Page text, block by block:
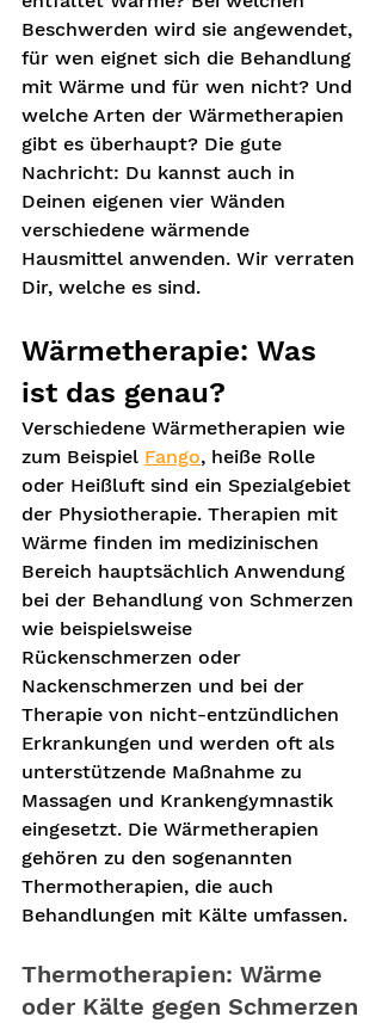
Beschwerden wird sie angewendet,
für wen eignet sich die Behandlung
mit Wärme und für wen nicht? Und
welche Arten der Wärmetherapien
gibt es überhaupt? Die gute
Nachricht: Du kannst auch in
Deinen eigenen vier Wänden
verschiedene wärmende
Hausmittel anwenden. Wir verraten
Dir, welche es sind.
Wärmetherapie: Was
ist das genau?
Verschiedene Wärmetherapien wie
zum Beispiel Fango, heiße Rolle
oder Heißluft sind ein Spezialgebiet
der Physiotherapie. Therapien mit
Wärme finden im medizinischen
Bereich hauptsächlich Anwendung
bei der Behandlung von Schmerzen
wie beispielsweise
Rückenschmerzen oder
Nackenschmerzen und bei der
Therapie von nicht-entzündlichen
Erkrankungen und werden oft als
unterstützende Maßnahme zu
Massagen und Krankengymnastik
eingesetzt. Die Wärmetherapien
gehören zu den sogenannten
Thermotherapien, die auch
Behandlungen mit Kälte umfassen.
Thermotherapien: Wärme
oder Kälte gegen Schmerzen